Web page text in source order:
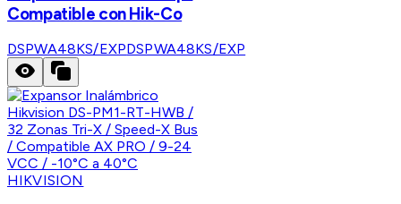
Compatible con Hik-Co
DSPWA48KS/EXPDSPWA48KS/EXP
HIKVISION